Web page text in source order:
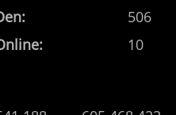
10
506